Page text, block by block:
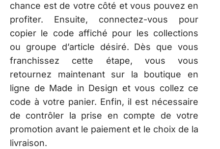
chance est de votre côté et vous pouvez en
profiter. Ensuite, connectez-vous pour
copier le code affiché pour les collections
ou groupe d’article désiré. Dès que vous
franchissez cette étape, vous vous
retournez maintenant sur la boutique en
ligne de Made in Design et vous collez ce
code à votre panier. Enfin, il est nécessaire
de contrôler la prise en compte de votre
promotion avant le paiement et le choix de la
livraison.